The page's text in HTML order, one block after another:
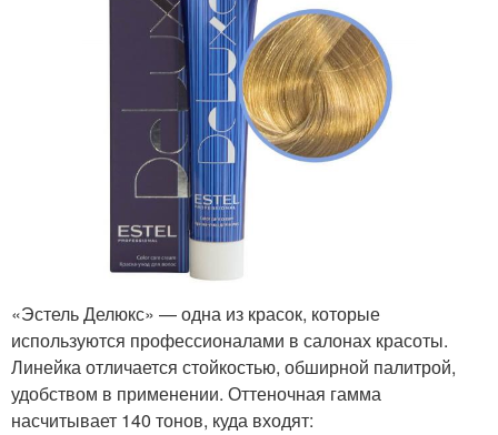
«Эстель Делюкс» — одна из красок, которые
используются профессионалами в салонах красоты.
Линейка отличается стойкостью, обширной палитрой,
удобством в применении. Оттеночная гамма
насчитывает 140 тонов, куда входят: